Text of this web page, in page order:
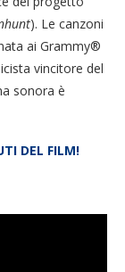
). Le canzoni
ai Grammy®
vincitore del
sonora è
DEL FILM!